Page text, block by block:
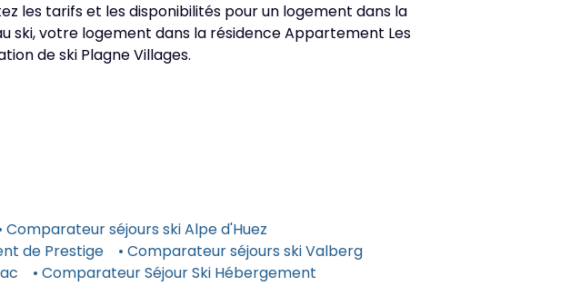
les tarifs et les disponibilités pour un logement dans la
ski, votre logement dans la résidence Appartement Les
de ski Plagne Villages.
Comparateur séjours ski Alpe d'Huez
de Prestige
• Comparateur séjours ski Valberg
• Comparateur Séjour Ski Hébergement